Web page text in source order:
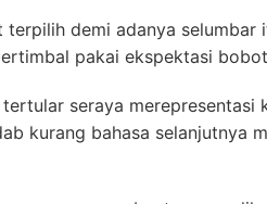
demi adanya selumbar
pakai ekspektasi
seraya merepresentasi
kurang bahasa selanjutnya